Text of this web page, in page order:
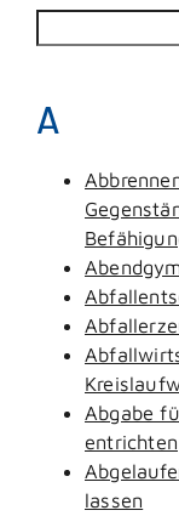
A
Abgabe
entrichten
lassen